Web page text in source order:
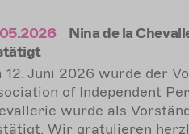
Nina de la
12. Juni 2026 wurde der
of Independent
wurde als
Wir gratulieren